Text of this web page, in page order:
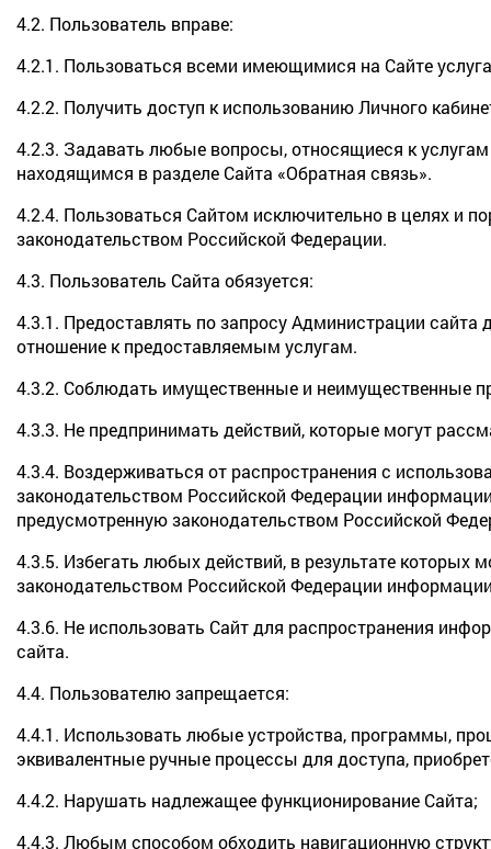
4.2. Пользователь вправе:
4.2.1. Пользоваться всеми имеющимися на Сайте
4.2.2. Получить доступ к использованию Личного
4.2.3. Задавать любые вопросы, относящиеся к
находящимся в разделе Сайта «Обратная связь».
4.2.4. Пользоваться Сайтом исключительно в целях и
законодательством Российской Федерации.
4.3. Пользователь Сайта обязуется:
4.3.1. Предоставлять по запросу Администрации
отношение к предоставляемым услугам.
4.3.2. Соблюдать имущественные и неимущественные
4.3.3. Не предпринимать действий, которые могут
4.3.4. Воздерживаться от распространения с
законодательством Российской Федерации
предусмотренную законодательством Российской
4.3.5. Избегать любых действий, в результате
законодательством Российской Федерации
4.3.6. Не использовать Сайт для распространения
сайта.
4.4. Пользователю запрещается:
4.4.1. Использовать любые устройства, программы,
эквивалентные ручные процессы для доступа,
4.4.2. Нарушать надлежащее функционирование Сайта;
4.4.3. Любым способом обходить навигационную